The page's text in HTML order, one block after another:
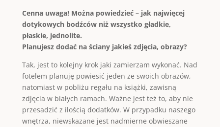
Cenna uwaga! Można powiedzieć – jak najwięcej
dotykowych bodźców niż wszystko gładkie,
płaskie, jednolite.
Planujesz dodać na ściany jakieś zdjęcia, obrazy?
Tak, jest to kolejny krok jaki zamierzam wykonać. Nad
fotelem planuję powiesić jeden ze swoich obrazów,
natomiast w pobliżu regału na książki, zawisną
zdjęcia w białych ramach. Ważne jest też to, aby nie
przesadzić z ilością dodatków. W przypadku naszego
wnętrza, niewskazane jest nadmierne obwieszane